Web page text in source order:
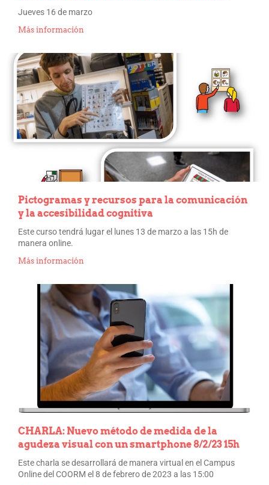
Jueves 16 de marzo
Más información
Pictogramas y recursos para la comunicación
y la accesibilidad cognitiva
Este curso tendrá lugar el lunes 13 de marzo a las 15h de
manera online.
Más información
CHARLA: Nuevo método de medida de la
agudeza visual con un smartphone 8/2/23 15h
Este charla se desarrollará de manera virtual en el Campus
Online del COORM el 8 de febrero de 2023 a las 15:00